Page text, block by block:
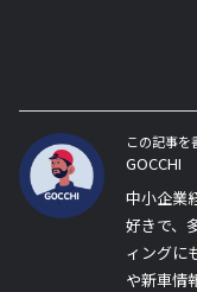
この記事を
GOCCHI
中小企業
好きで、
ィングに
や新車情